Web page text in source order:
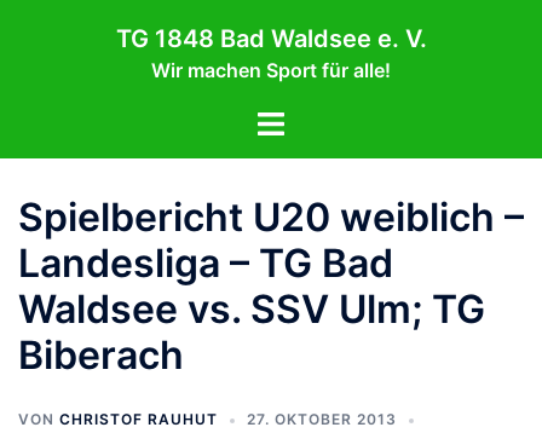
TG 1848 Bad Waldsee e. V.
Wir machen Sport für alle!
Menü
Spielbericht U20 weiblich –
Landesliga – TG Bad
Waldsee vs. SSV Ulm; TG
Biberach
VON CHRISTOF RAUHUT
27. OKTOBER 2013